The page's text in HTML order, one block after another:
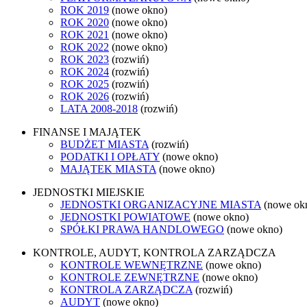
ROK 2019 (nowe okno)
ROK 2020 (nowe okno)
ROK 2021 (nowe okno)
ROK 2022 (nowe okno)
ROK 2023 (rozwiń)
ROK 2024 (rozwiń)
ROK 2025 (rozwiń)
ROK 2026 (rozwiń)
LATA 2008-2018 (rozwiń)
FINANSE I MAJĄTEK
BUDŻET MIASTA (rozwiń)
PODATKI I OPŁATY (nowe okno)
MAJĄTEK MIASTA (nowe okno)
JEDNOSTKI MIEJSKIE
JEDNOSTKI ORGANIZACYJNE MIASTA (nowe
JEDNOSTKI POWIATOWE (nowe okno)
SPÓŁKI PRAWA HANDLOWEGO (nowe okno)
KONTROLE, AUDYT, KONTROLA ZARZĄDCZA
KONTROLE WEWNĘTRZNE (nowe okno)
KONTROLE ZEWNĘTRZNE (nowe okno)
KONTROLA ZARZĄDCZA (rozwiń)
AUDYT (nowe okno)